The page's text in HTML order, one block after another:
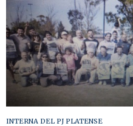
INTERNA DEL PJ PLATENSE